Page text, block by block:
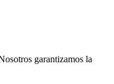
garantizamos la